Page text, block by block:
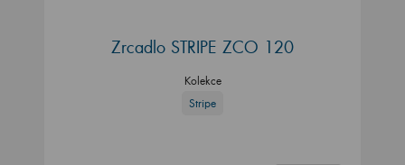
Zrcadlo STRIPE ZCO 120
Kolekce
Stripe